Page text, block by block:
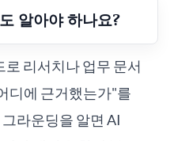
알아야 하나요?
로 리서치나 업무 문서
디에 근거했는가"를
라운딩을 알면 AI